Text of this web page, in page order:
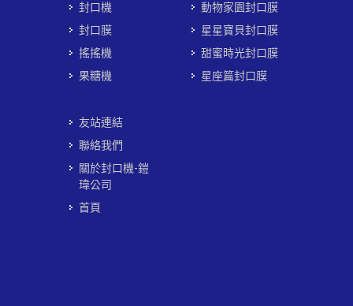
封口機
封口膜
搖搖機
果糖機
動物家園封口膜
星星寶貝封口膜
甜蜜時光封口膜
星座篇封口膜
友站連結
聯絡我們
關於封口機-鎧
瑋公司
首頁